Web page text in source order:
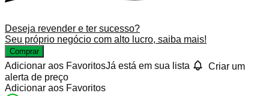
Deseja revender e ter sucesso?
Seu próprio negócio com alto lucro, saiba mais!
Comprar
Adicionar aos FavoritosJá está em sua lista
Criar um
alerta de preço
Adicionar aos Favoritos